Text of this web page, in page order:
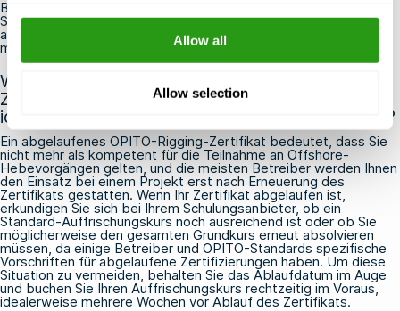
Allow all
Allow selection
Bei einigen Schulungsanbietern, darunter FMTC Safety, können
Sie mehrere Zertifizierungen in einem einzigen Besuch
absolvieren, um Reiseaufwand und Arbeitsausfallzeiten zu
minimieren.
Was passiert, wenn meine OPITO-
Zertifizierung für Takelarbeiten abläuft, bevor
ich einen Auffrischungskurs absolvieren kann?
Ein abgelaufenes OPITO-Rigging-Zertifikat bedeutet, dass Sie
nicht mehr als kompetent für die Teilnahme an Offshore-
Hebevorgängen gelten, und die meisten Betreiber werden Ihnen
den Einsatz bei einem Projekt erst nach Erneuerung des
Zertifikats gestatten. Wenn Ihr Zertifikat abgelaufen ist,
erkundigen Sie sich bei Ihrem Schulungsanbieter, ob ein
Standard-Auffrischungskurs noch ausreichend ist oder ob Sie
möglicherweise den gesamten Grundkurs erneut absolvieren
müssen, da einige Betreiber und OPITO-Standards spezifische
Vorschriften für abgelaufene Zertifizierungen haben. Um diese
Situation zu vermeiden, behalten Sie das Ablaufdatum im Auge
und buchen Sie Ihren Auffrischungskurs rechtzeitig im Voraus,
idealerweise mehrere Wochen vor Ablauf des Zertifikats.